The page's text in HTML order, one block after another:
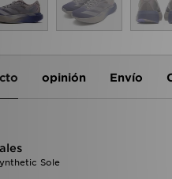
opinión Envío
Sole